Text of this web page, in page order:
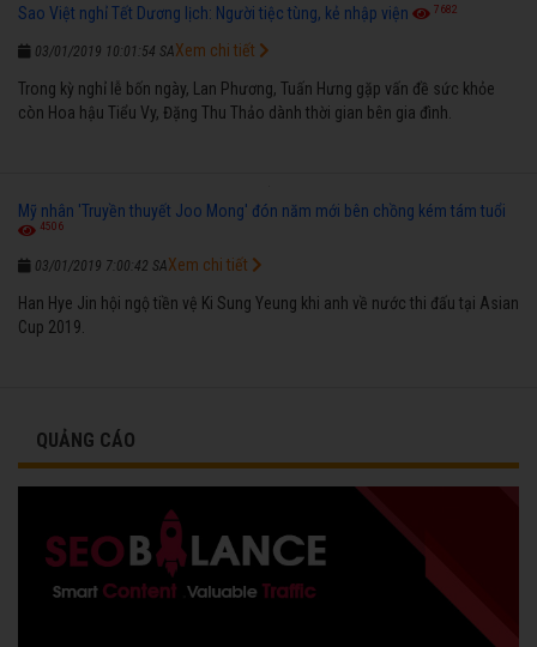
Sao Việt nghỉ Tết Dương lịch: Người tiệc tùng, kẻ nhập viện 7682
03/01/2019 10:01:54 SA
Trong kỳ nghỉ lễ bốn ngày, Lan Phương, Tuấn Hưng gặp vấn đề sức khỏe
còn Hoa hậu Tiểu Vy, Đặng Thu Thảo dành thời gian bên gia đình.
Xem chi tiết
Mỹ nhân 'Truyền thuyết Joo Mong' đón năm mới bên chồng kém tám tuổi
4506
03/01/2019 7:00:42 SA
Han Hye Jin hội ngộ tiền vệ Ki Sung Yeung khi anh về nước thi đấu tại Asian
Cup 2019.
Xem chi tiết
QUẢNG CÁO